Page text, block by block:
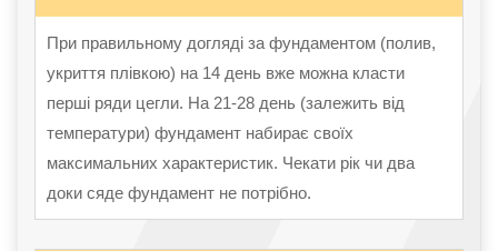
При правильному догляді за фундаментом (полив,
укриття плівкою) на 14 день вже можна класти
перші ряди цегли. На 21-28 день (залежить від
температури) фундамент набирає своїх
максимальних характеристик. Чекати рік чи два
доки сяде фундамент не потрібно.